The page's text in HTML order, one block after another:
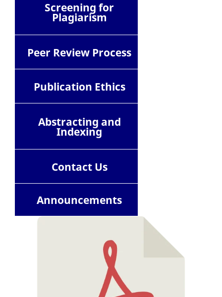
Screening for
Plagiarism
Peer Review Process
Publication Ethics
Abstracting and
Indexing
ContactUs
Announcements